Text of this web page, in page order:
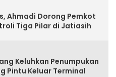
Ahmadi Dorong Pemkot
Tiga Pilar di Jatiasih
Keluhkan Penumpukan
Pintu Keluar Terminal